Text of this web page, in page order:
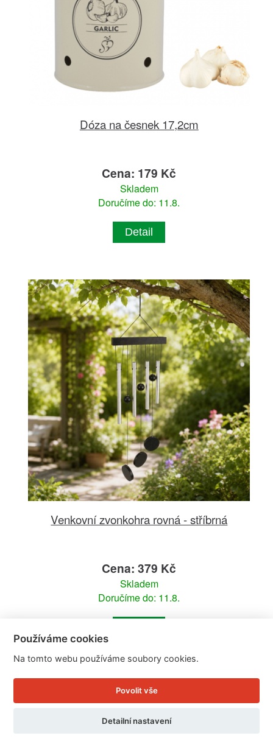
Dóza na česnek 17,2cm
Cena: 179 Kč
Skladem
Doručíme do: 11.8.
Detail
Venkovní zvonkohra rovná - stříbrná
Cena: 379 Kč
Skladem
Doručíme do: 11.8.
Používáme cookies
Na tomto webu používáme soubory cookies.
Povolit vše
Detailní nastavení